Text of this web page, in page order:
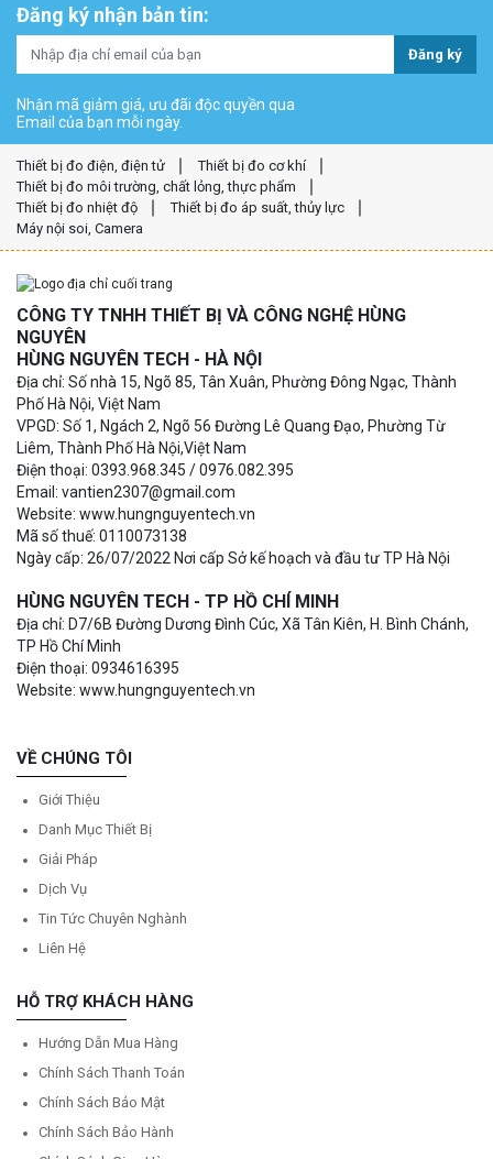
Đăng ký nhận bản tin:
Đăng ký
Nhận mã giảm giá, ưu đãi độc quyền qua
Email của bạn mỗi ngày.
Thiết bị đo điện, điện tử
Thiết bị đo cơ khí
Thiết bị đo môi trường, chất lỏng, thực phẩm
Thiết bị đo nhiệt độ
Thiết bị đo áp suất, thủy lực
Máy nội soi, Camera
CÔNG TY TNHH THIẾT BỊ VÀ CÔNG NGHỆ HÙNG
NGUYÊN
HÙNG NGUYÊN TECH - HÀ NỘI
Địa chỉ: Số nhà 15, Ngõ 85, Tân Xuân, Phường Đông Ngạc, Thành
Phố Hà Nội, Việt Nam
VPGD: Số 1, Ngách 2, Ngõ 56 Đường Lê Quang Đạo, Phường Từ
Liêm, Thành Phố Hà Nội,Việt Nam
Điện thoại: 0393.968.345 / 0976.082.395
Email: vantien2307@gmail.com
Website: www.hungnguyentech.vn
Mã số thuế: 0110073138
Ngày cấp: 26/07/2022 Nơi cấp Sở kế hoạch và đầu tư TP Hà Nội
HÙNG NGUYÊN TECH - TP HỒ CHÍ MINH
Địa chỉ: D7/6B Đường Dương Đình Cúc, Xã Tân Kiên, H. Bình Chánh,
TP Hồ Chí Minh
Điện thoại: 0934616395
Website: www.hungnguyentech.vn
VỀ CHÚNG TÔI
Giới Thiệu
Danh Mục Thiết Bị
Giải Pháp
Dịch Vụ
Tin Tức Chuyên Nghành
Liên Hệ
HỖ TRỢ KHÁCH HÀNG
Hướng Dẫn Mua Hàng
Chính Sách Thanh Toán
Chính Sách Bảo Mật
Chính Sách Bảo Hành